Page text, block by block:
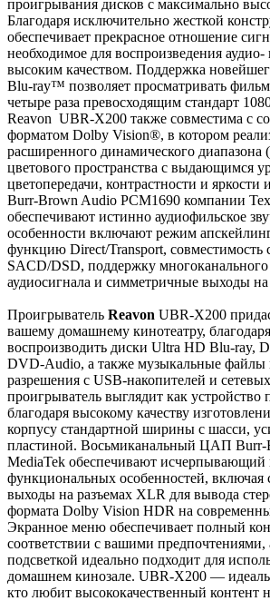
проигрывания дисков с максимально
Благодаря исключительно жесткой
обеспечивает прекрасное отношение
необходимое для воспроизведения аудио-
высоким качеством. Поддержка
Blu-ray™ позволяет просматривать
четыре раза превосходящим стандарт
Reavon UBR-X200 также совместима с
форматом Dolby Vision®, в котором
расширенного динамического
цветового пространства с выдающимся
цветопередачи, контрастности и
Burr-Brown Audio PCM1690 компании
обеспечивают истинно аудиофильское
особенности включают режим
функцию Direct/Transport, совместимость
SACD/DSD, поддержку многоканального
аудиосигнала и симметричные выходы
Проигрыватель Reavon UBR-X200
вашему домашнему кинотеатру,
воспроизводить диски Ultra HD Blu-ray,
DVD-Audio, а также музыкальные файлы
разрешения с USB-накопителей и
проигрыватель выглядит как
благодаря высокому качеству
корпусу стандартной ширины с шасси,
пластиной. Восьмиканальный ЦАП Burr-
MediaTek обеспечивают исчерпывающий
функциональных особенностей,
выходы на разъемах XLR для вывода
формата Dolby Vision HDR на
Экранное меню обеспечивает полный
соответствии с вашими предпочтениями,
подсветкой идеально подходит для
домашнем кинозале. UBR-X200 —
кто любит высококачественный контент